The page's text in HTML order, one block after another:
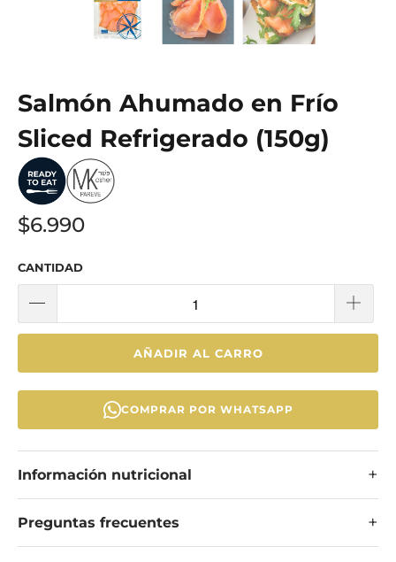
Salmón Ahumado en Frío
Sliced Refrigerado (150g)
$6.990
CANTIDAD
AÑADIR AL CARRO
COMPRAR POR WHATSAPP
Información nutricional
Preguntas frecuentes